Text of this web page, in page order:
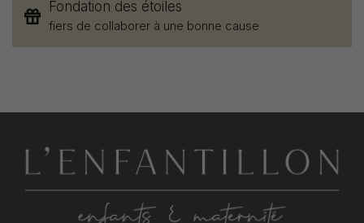
Fondation des étoiles
fiers de collaborer à une bonne cause